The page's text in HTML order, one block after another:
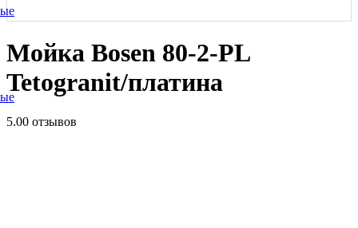
Мойка Bosen 80-2-PL
Tetogranit/платина
5.00 отзывов